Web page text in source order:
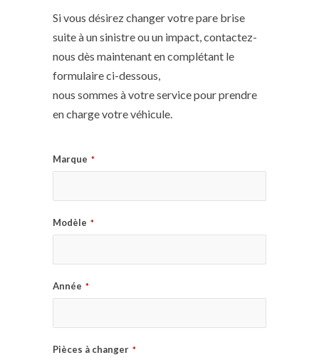
Si vous désirez changer votre pare brise
suite à un sinistre ou un impact, contactez-
nous dès maintenant en complétant le
formulaire ci-dessous,
nous sommes à votre service pour prendre
en charge votre véhicule.
Marque *
Modèle *
Année *
Pièces à changer *